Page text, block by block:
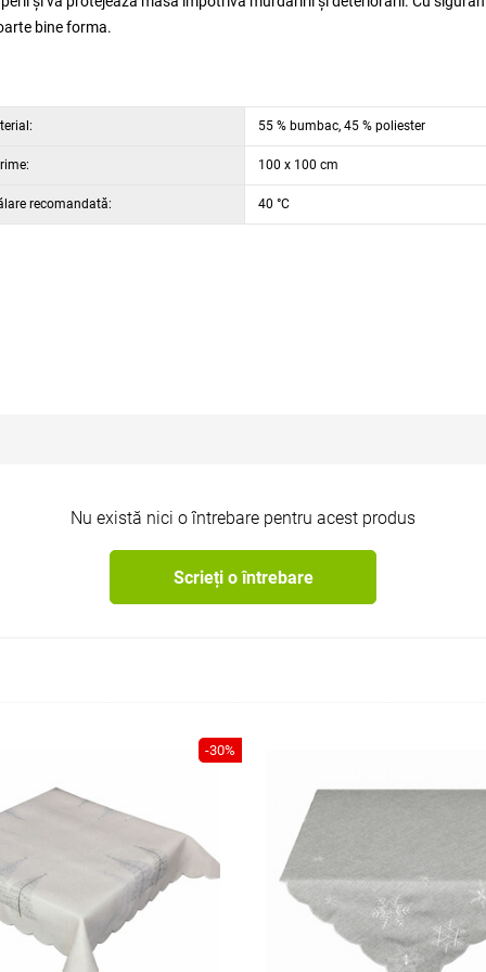
bine forma.
55 % bumbac, 45 % poliester
100 x 100 cm
recomandată: 40 °C
Nu există nici o întrebare pentru acest produs
Scrieți o întrebare
-30%